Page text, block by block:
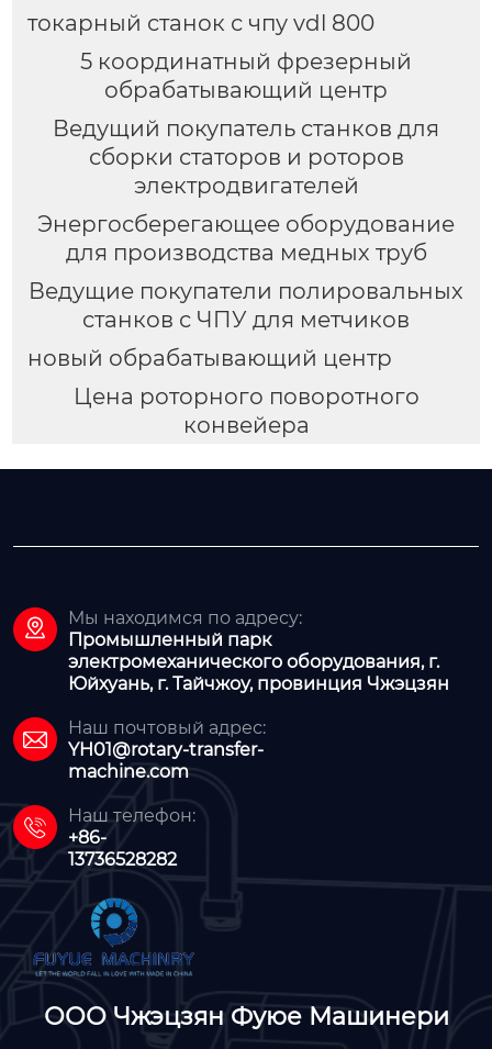
токарный станок с чпу vdl 800
5 координатный фрезерный
обрабатывающий центр
Ведущий покупатель станков для
сборки статоров и роторов
электродвигателей
Энергосберегающее оборудование
для производства медных труб
Ведущие покупатели полировальных
станков с ЧПУ для метчиков
новый обрабатывающий центр
Цена роторного поворотного
конвейера

Мы находимся по адресу:
Промышленный парк
электромеханического оборудования, г.
Юйхуань, г. Тайчжоу, провинция Чжэцзян

Наш почтовый адрес:
YH01@rotary-transfer-
machine.com

Наш телефон:
+86-
13736528282
ООО Чжэцзян Фуюе Машинери